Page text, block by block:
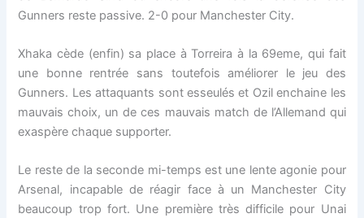
Gunners reste passive. 2-0 pour Manchester City.
Xhaka cède (enfin) sa place à Torreira à la 69eme, qui fait
une bonne rentrée sans toutefois améliorer le jeu des
Gunners. Les attaquants sont esseulés et Ozil enchaine les
mauvais choix, un de ces mauvais match de l’Allemand qui
exaspère chaque supporter.
Le reste de la seconde mi-temps est une lente agonie pour
Arsenal, incapable de réagir face à un Manchester City
beaucoup trop fort. Une première très difficile pour Unai